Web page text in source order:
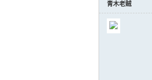
青木老贼